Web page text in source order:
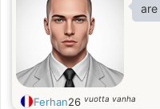
Ferhan26 vuotta vanha